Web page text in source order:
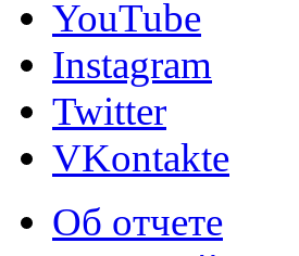
YouTube
Instagram
Twitter
VKontakte
Об отчете